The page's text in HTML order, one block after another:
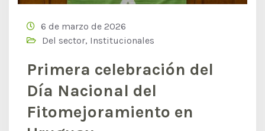
6 de marzo de 2026
Del sector, Institucionales
Primera celebración del
Día Nacional del
Fitomejoramiento en